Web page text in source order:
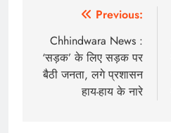
navigation
Previous:
Chhindwara News :
‘सड़क’ के लिए सड़क पर
बैठी जनता, लगे प्रशासन
हाय-हाय के नारे